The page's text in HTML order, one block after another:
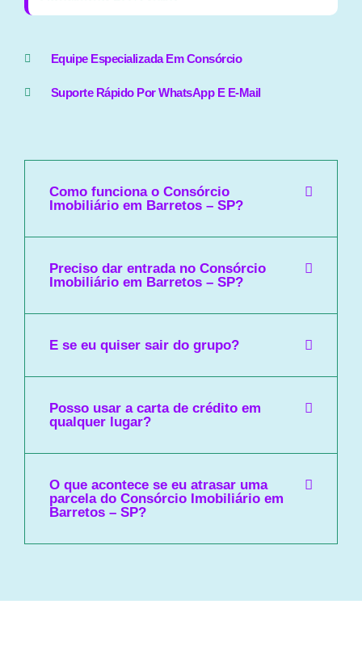
Equipe Especializada Em Consórcio
Suporte Rápido Por WhatsApp E E-Mail
Como funciona o Consórcio
Imobiliário em Barretos – SP?
Preciso dar entrada no Consórcio
Imobiliário em Barretos – SP?
E se eu quiser sair do grupo?
Posso usar a carta de crédito em
qualquer lugar?
O que acontece se eu atrasar uma
parcela do Consórcio Imobiliário em
Barretos – SP?